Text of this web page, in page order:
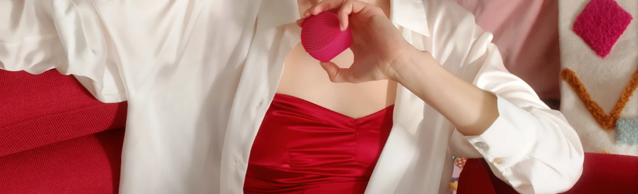
I miei ordini
I miei indirizzi
I miei abbonamenti